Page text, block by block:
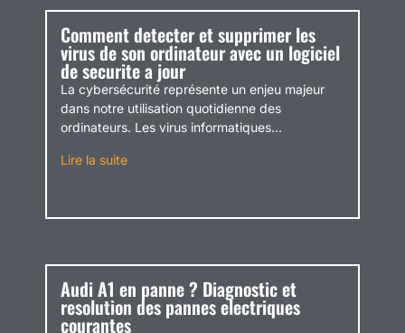
Comment detecter et supprimer les
virus de son ordinateur avec un logiciel
de securite a jour
La cybersécurité représente un enjeu majeur
dans notre utilisation quotidienne des
ordinateurs. Les virus informatiques...
Lire la suite
Audi A1 en panne ? Diagnostic et
resolution des pannes electriques
courantes